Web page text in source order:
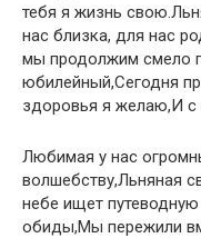
тебя я жизнь
нас близка, для нас
мы продолжим смело
юбилейный,Сегодня
здоровья я желаю,И
Любимая у нас
волшебству,Льняная
небе ищет
обиды,Мы пережили